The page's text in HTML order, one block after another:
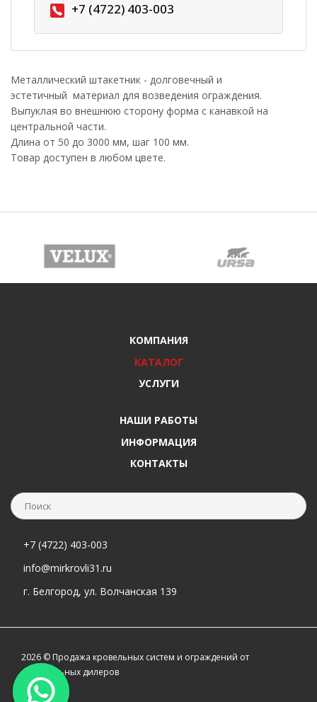
+7 (4722) 403-003
Металлический штакетник - долговечный и
эстетичный материал для возведения ограждения.
Выпуклая во внешнюю сторону форма с канавкой на
центральной части.
Длина от 50 до 3000 мм, шаг 100 мм.
Товар доступен в любом цвете.
КОМПАНИЯ
КАТАЛОГ
УСЛУГИ
НАШИ РАБОТЫ
ИНФОРМАЦИЯ
КОНТАКТЫ
+7 (4722) 403-003
info@mirkrovli31.ru
г. Белгород, ул. Волчанская 139
2026 © Продажа кровельных систем и ограждений от
официальных дилеров